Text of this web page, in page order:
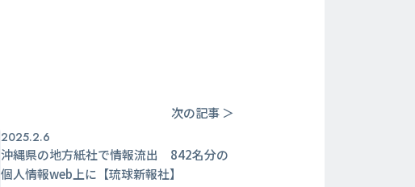
次の記事 ＞
2025.2.6
沖縄県の地方紙社で情報流出 842名分の
個人情報web上に【琉球新報社】